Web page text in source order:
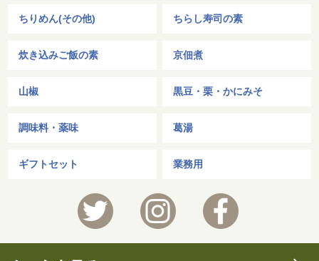
ちりめん(その他) ちらし寿司の素
炊き込みご飯の素 京佃煮
山椒 黒豆・栗・かにみそ
調味料・薬味 葛湯
ギフトセット 業務用